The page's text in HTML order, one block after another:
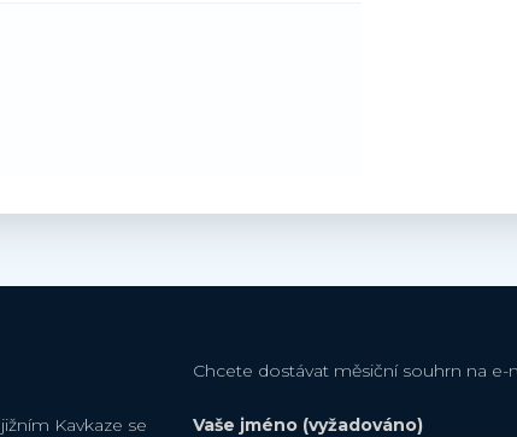
Kavkaze se
Chcete dostávat měsiční souhrn na e-
Vaše jméno (vyžadováno)